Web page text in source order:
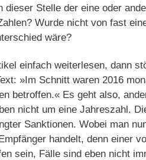
dieser Stelle der eine oder
Wurde nicht von fast
wäre?
einfach weiterlesen, dann
»Im Schnitt waren 2016
betroffen.« Es geht also,
nicht um eine Jahreszahl.
Sanktionen. Wobei man
handelt, denn einer
sein, Fälle sind eben nicht